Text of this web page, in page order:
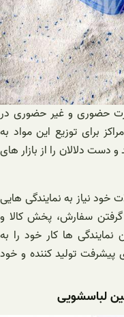
حضوری و غیر حضوری در
برای توزیع این مواد به
دلالان را از بازار های
نیاز به نمایندگی هایی
گرفتن سفارش، پخش کالا و
نمایندگی ها کار خود را به
پیشرفت تولید کننده و خود
لباسشویی